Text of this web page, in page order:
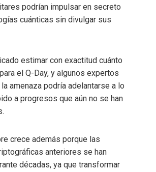
podrían impulsar en secreto
cuánticas sin divulgar sus
estimar con exactitud cuánto
el Q-Day, y algunos expertos
amenaza podría adelantarse a lo
a progresos que aún no se han
crece además porque las
anteriores se han
décadas, ya que transformar